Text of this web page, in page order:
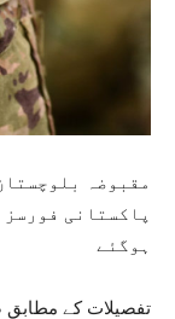
مقبوضہ
پاکستانی
ہوگئے
تفصیلات کے مطابق